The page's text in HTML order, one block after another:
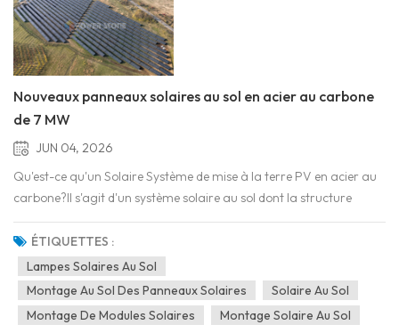
Nouveaux panneaux solaires au sol en acier au carbone
de 7 MW
JUN 04, 2026
Qu'est-ce qu'un Solaire Système de mise à la terre PV en acier au
carbone?Il s'agit d'un système solaire au sol dont la structure
porteuse (poteaux, rails, pannes) est fabriquée en acier au
carbone, généralement avec un revêtement protecteur. Ce
système maintient les modules photovoltaïques à un ang...
ÉTIQUETTES :
Lampes Solaires Au Sol
Montage Au Sol Des Panneaux Solaires
Solaire Au Sol
Montage De Modules Solaires
Montage Solaire Au Sol